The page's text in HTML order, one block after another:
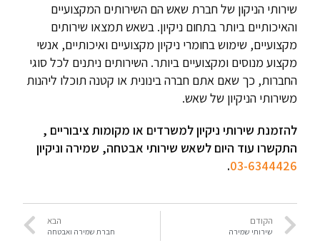
שירותי הניקון של חברת שאש הם השירותים המקצועיים
והאיכותיים ביותר בתחום ניקיון. בשאש תמצאו שירותים
מקצועיים, שימוש בחומרי ניקיון מקצועיים ואיכותיים, אנשי
מקצוע מנוסים ומקצועיים ביותר. השירותים ניתנים לכל סוגי
החברות, כך שאם אתם חברה בינונית או קטנה תוכלו ליהנות
משירותי הניקיון של שאש.
להזמנת שירותי ניקיון למשרדים או מקומות ציבוריים ,
התקשרו עוד היום לשאש שירותי אבטחה, שמירה וניקיון
03-6344426
.
הקודם
שירותי שמירה
הבא
חברת שמירה ואבטחה